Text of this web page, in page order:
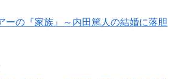
ーの『家族』～内田篤人の結婚に落胆